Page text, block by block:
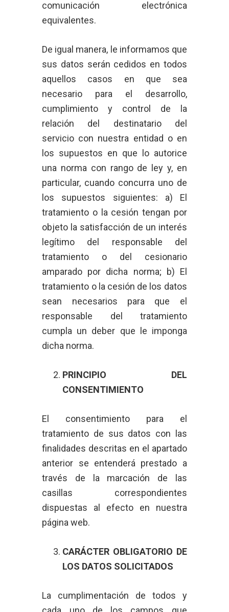
comunicación electrónica
equivalentes.
De igual manera, le informamos que
sus datos serán cedidos en todos
aquellos casos en que sea
necesario para el desarrollo,
cumplimiento y control de la
relación del destinatario del
servicio con nuestra entidad o en
los supuestos en que lo autorice
una norma con rango de ley y, en
particular, cuando concurra uno de
los supuestos siguientes: a) El
tratamiento o la cesión tengan por
objeto la satisfacción de un interés
legítimo del responsable del
tratamiento o del cesionario
amparado por dicha norma; b) El
tratamiento o la cesión de los datos
sean necesarios para que el
responsable del tratamiento
cumpla un deber que le imponga
dicha norma.
PRINCIPIO DEL
CONSENTIMIENTO
El consentimiento para el
tratamiento de sus datos con las
finalidades descritas en el apartado
anterior se entenderá prestado a
través de la marcación de las
casillas correspondientes
dispuestas al efecto en nuestra
página web.
CARÁCTER OBLIGATORIO DE
LOS DATOS SOLICITADOS
La cumplimentación de todos y